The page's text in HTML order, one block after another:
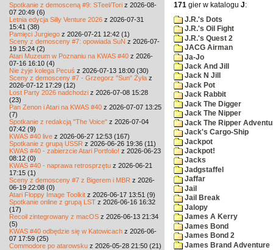
Spotkanie z demosceną #9: STeel/Tori z 2026-08-
07 20:49 (6)
Letnia edycja Silly Venture 2026 z 2026-07-31
15:41 (38)
Pamięci Jurgiego z 2026-07-21 12:42 (1)
Sceny z demosceny #7: opowiada SuN z 2026-07-
19 15:24 (2)
Atari Muzeum w Poznaniu na KWAS #40 z 2026-
07-16 16:10 (4)
Nie żyje kolega Pecuś z 2026-07-13 18:00 (30)
Sceny z demosceny #7 - Grzegorz "Sun" Żyła z
2026-07-12 17:29 (12)
Lost Party 2026 nadchodzi z 2026-07-08 15:28
(23)
Pan Zenon i Atari na KWAS #40 z 2026-07-07 13:25
(7)
Spotkanie z redakcją "The Voice" z 2026-07-04
07:42 (9)
KWAS #40 live z 2026-06-27 12:53 (167)
Spotkanie z grupą USSR z 2026-06-26 19:36 (11)
KWAS #40 - zabierzcie Atari Portfolio! z 2026-06-23
08:12 (0)
KWAS #40 - naprawa retrosprzętu z 2026-06-21
17:15 (1)
Sceny z demosceny #7 z Bigerem i MBR z 2026-
06-19 22:08 (0)
Atari Floppy Image Toolkit z 2026-06-17 13:51 (9)
Spotkanie online z grupą LST z 2026-06-16 16:32
(17)
Recoil zintegrowany z macOS z 2026-06-13 21:34
(5)
KWAS #40 odbędzie się w Katowicach z 2026-06-
07 17:59 (25)
Commodore po atarowsku z 2026-05-28 21:50 (21)
171 gier w katalogu J:
J.R.'s Dots
J.R.'s Oil Fight
J.R.'s Quest 2
JACG Airman
Ja-Jo
Jack And Jill
Jack N Jill
Jack Pot
Jack Rabbit
Jack The Digger
Jack The Nipper
Jack The Ripper
Jack's Cargo-Ship
Jackpot
Jackpot!
Jacks
Jadgstaffel
Jaffar
Jail
Jail Break
Jalopy
James A Kerry
James Bond
James Bond 2
James Brand Adventure